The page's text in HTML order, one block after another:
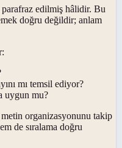
edilmiş hâlidir. Bu
doğru değildir; anlam
mı temsil ediyor?
uygun mu?
organizasyonunu takip
de sıralama doğru